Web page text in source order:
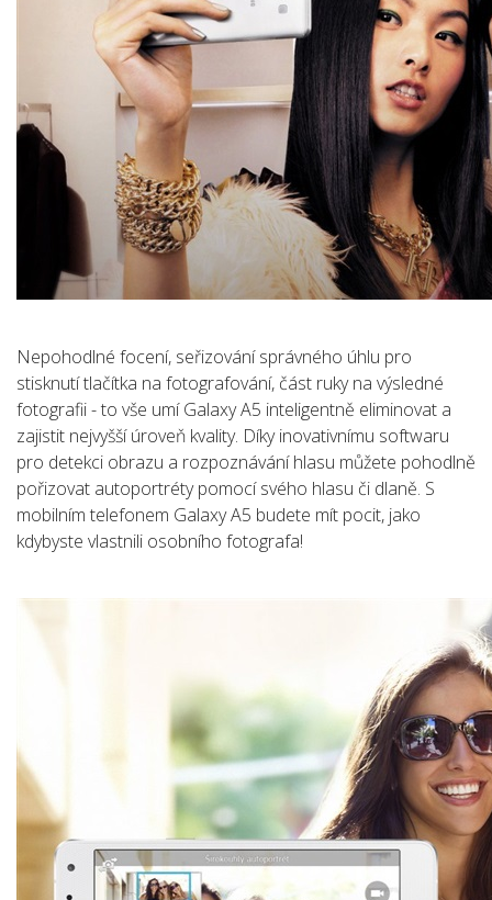
Nepohodlné focení, seřizování správného úhlu pro
stisknutí tlačítka na fotografování, část ruky na výsledné
fotografii - to vše umí Galaxy A5 inteligentně eliminovat a
zajistit nejvyšší úroveň kvality. Díky inovativnímu softwaru
pro detekci obrazu a rozpoznávání hlasu můžete pohodlně
pořizovat autoportréty pomocí svého hlasu či dlaně. S
mobilním telefonem Galaxy A5 budete mít pocit, jako
kdybyste vlastnili osobního fotografa!